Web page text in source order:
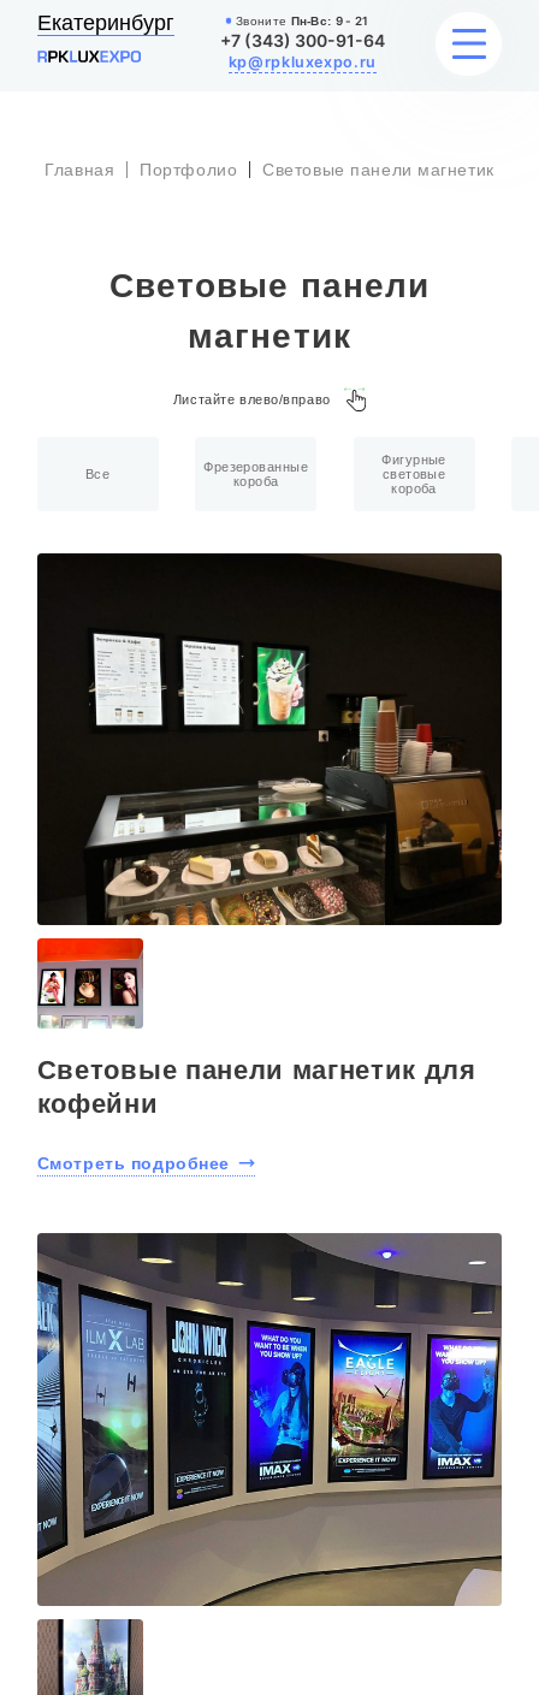
Екатеринбург Звоните Пн-Вс: 9 - 21
+7 (343) 300-91-64
kp@rpkluxexpo.ru
УСЛУГИ
АКЦИИ
Главная Портфолио Световые панели магнетик
Световые панели
магнетик
Листайте влево/вправо
Все
Фрезерованные
короба
Фигурные
световые
короба
Световые панели магнетик для
кофейни
Смотреть подробнее